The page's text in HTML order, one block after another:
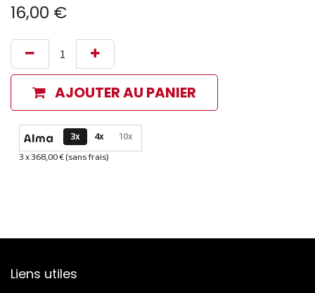
16,00 €
AJOUTER AU PANIER
Options de paiement disponibles
3x 4x 10x
Informations sur le plan de paiement sélectionné
3 x 368,00 € (sans frais)
Liens utiles